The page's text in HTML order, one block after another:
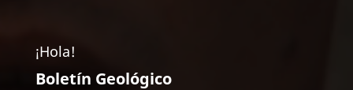
¡Hola!
Boletín Geológico